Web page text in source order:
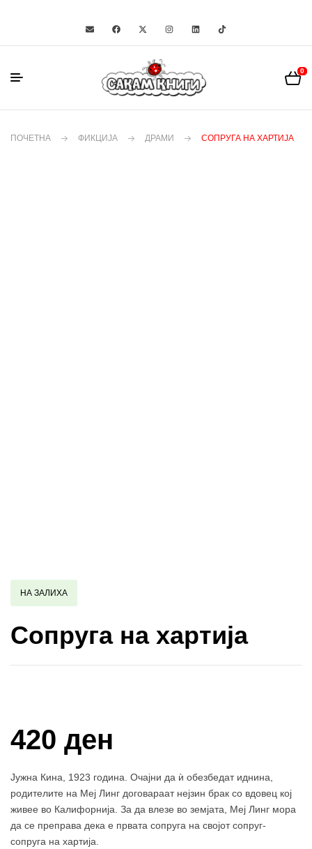
0
ПОЧЕТНА ФИКЦИЈА ДРАМИ СОПРУГА НА ХАРТИЈА
НА ЗАЛИХА
Сопруга на хартија
420 ден
Јужна Кина, 1923 година. Очајни да ѝ обезбедат иднина,
родителите на Меј Линг договараат нејзин брак со вдовец кој
живее во Калифорнија. За да влезе во земјата, Меј Линг мора
да се преправа дека е првата сопруга на својот сопруг-
сопруга на хартија.